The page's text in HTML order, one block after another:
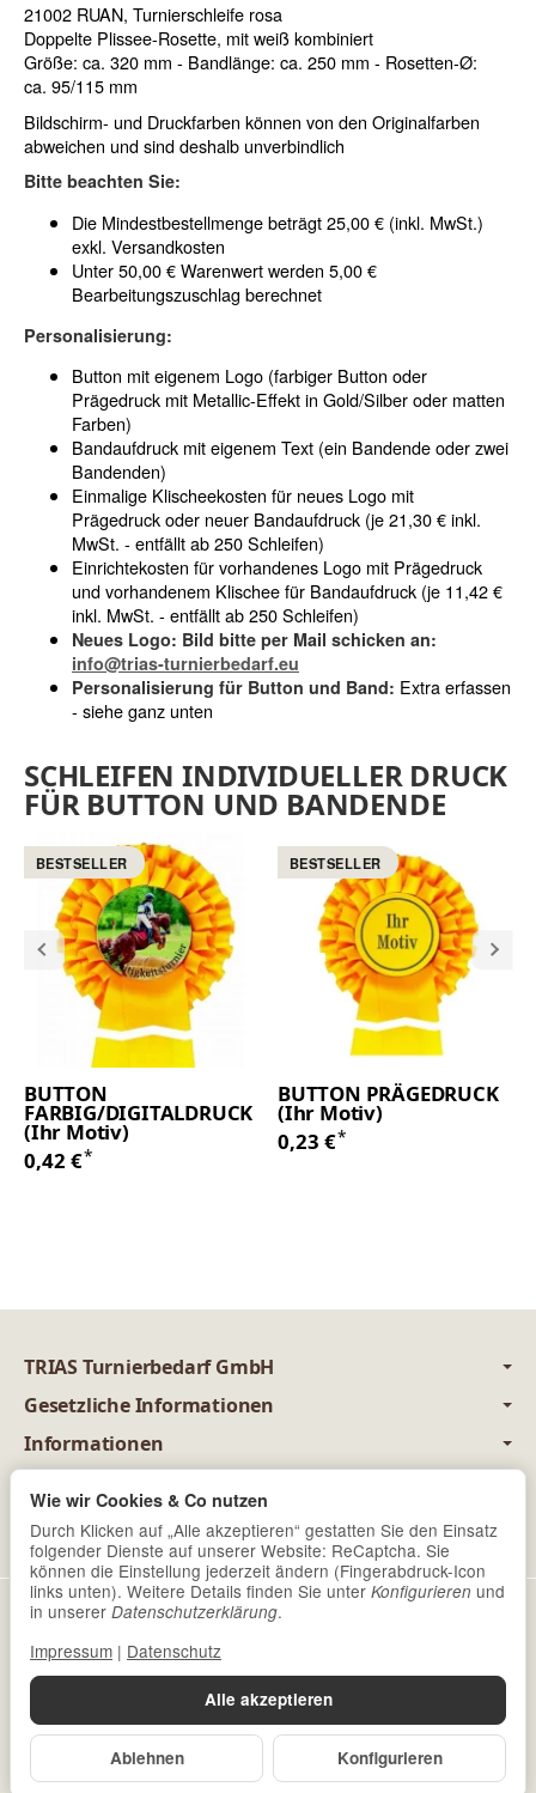
21002 RUAN, Turnierschleife rosa
Doppelte Plissee-Rosette, mit weiß kombiniert
Größe: ca. 320 mm - Bandlänge: ca. 250 mm - Rosetten-Ø:
ca. 95/115 mm
Bildschirm- und Druckfarben können von den Originalfarben
abweichen und sind deshalb unverbindlich
Bitte beachten Sie:
Die Mindestbestellmenge beträgt 25,00 € (inkl. MwSt.)
exkl. Versandkosten
Unter 50,00 € Warenwert werden 5,00 €
Bearbeitungszuschlag berechnet
Personalisierung:
Button mit eigenem Logo (farbiger Button oder
Prägedruck mit Metallic-Effekt in Gold/Silber oder matten
Farben)
Bandaufdruck mit eigenem Text (ein Bandende oder zwei
Bandenden)
Einmalige Klischeekosten für neues Logo mit
Prägedruck oder neuer Bandaufdruck (je 21,30 € inkl.
MwSt. - entfällt ab 250 Schleifen)
Einrichtekosten für vorhandenes Logo mit Prägedruck
und vorhandenem Klischee für Bandaufdruck (je 11,42 €
inkl. MwSt. - entfällt ab 250 Schleifen)
Neues Logo: Bild bitte per Mail schicken an:
info@trias-turnierbedarf.eu
Personalisierung für Button und Band: Extra erfassen
- siehe ganz unten
SCHLEIFEN INDIVIDUELLER DRUCK
FÜR BUTTON UND BANDENDE
BESTSELLER
BUTTON
FARBIG/DIGITALDRUCK
(Ihr Motiv)
0,42 €*
BESTSELLER
BUTTON PRÄGEDRUCK
(Ihr Motiv)
0,23 €*
TRIAS Turnierbedarf GmbH
Gesetzliche Informationen
Informationen
Newsletter Abonnieren
Datenschutz•
Vertrag widerrufen
*Alle Preise inkl. gesetzlicher USt., zzgl.Versand
© Trias Turnierbedarf GmbH
JTL-Shop
Made with♥by eRock Creations
Alle akzeptieren
Ablehnen Konfigurieren
Wie wir Cookies & Co nutzen
Durch Klicken auf „Alle akzeptieren“ gestatten Sie den Einsatz
folgender Dienste auf unserer Website: ReCaptcha. Sie
können die Einstellung jederzeit ändern (Fingerabdruck-Icon
links unten). Weitere Details finden Sie unter Konfigurieren und
in unserer Datenschutzerklärung.
Impressum | Datenschutz